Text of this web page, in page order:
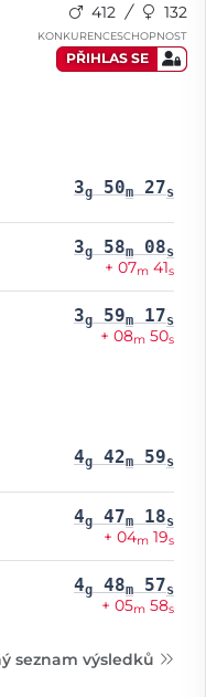
412 132
KONKURENCESCHOPNOST
PŘIHLAS SE
3g 50m 27s
3g 58m 08s
+ 07m 41s
3g 59m 17s
+ 08m 50s
4g 42m 59s
4g 47m 18s
+ 04m 19s
4g 48m 57s
+ 05m 58s
seznam výsledků